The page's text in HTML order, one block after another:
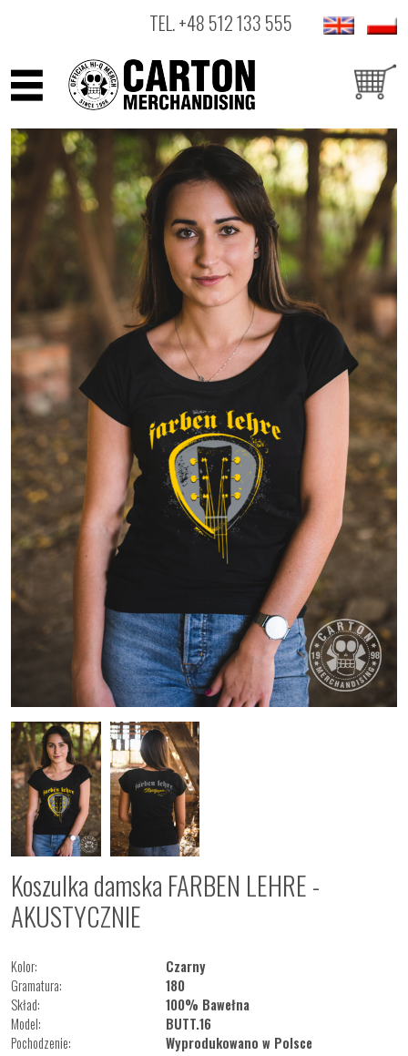
TEL.+48 512 133 555
ARTYŚCI
PRODUKTY
OUTLET
Koszulka damska FARBEN LEHRE -
AKUSTYCZNIE
Kolor:
Czarny
Gramatura:
180
Skład:
100% Bawełna
Model:
BUTT.16
Pochodzenie:
Wyprodukowano w Polsce